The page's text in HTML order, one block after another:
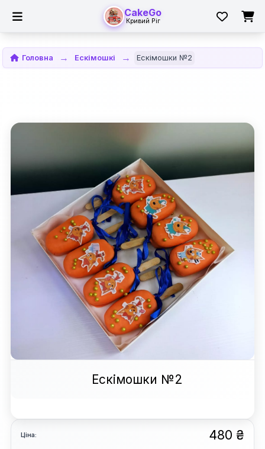
CakeGo
Кривий Ріг
Головна Ескімошкі Ескімошки №2
Ескімошки №2
Ціна: 480 ₴